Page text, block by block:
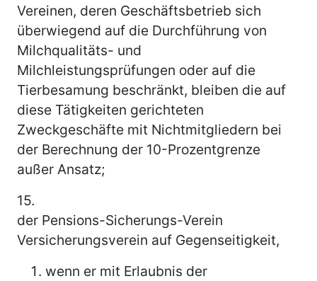
Vereinen, deren Geschäftsbetrieb sich
überwiegend auf die Durchführung von
Milchqualitäts- und
Milchleistungsprüfungen oder auf die
Tierbesamung beschränkt, bleiben die auf
diese Tätigkeiten gerichteten
Zweckgeschäfte mit Nichtmitgliedern bei
der Berechnung der 10-Prozentgrenze
außer Ansatz;
15.
der Pensions-Sicherungs-Verein
Versicherungsverein auf Gegenseitigkeit,
wenn er mit Erlaubnis der